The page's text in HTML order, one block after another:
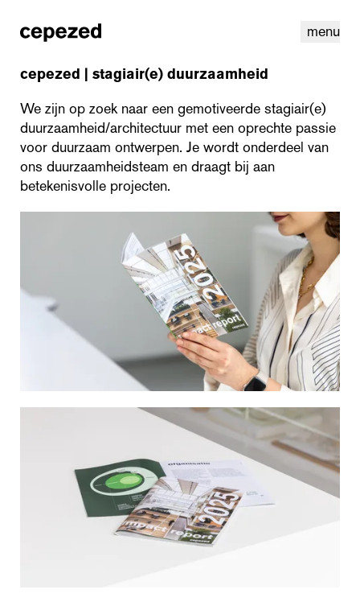
menu
cookiesnl
cepezed | stagiair(e) duurzaamheid
We zijn op zoek naar een gemotiveerde stagiair(e)
duurzaamheid/architectuur met een oprechte passie
voor duurzaam ontwerpen. Je wordt onderdeel van
ons duurzaamheidsteam en draagt bij aan
betekenisvolle projecten.